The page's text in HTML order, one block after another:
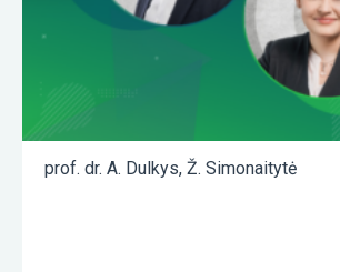
prof. dr. A. Dulkys, Ž. Simonaitytė